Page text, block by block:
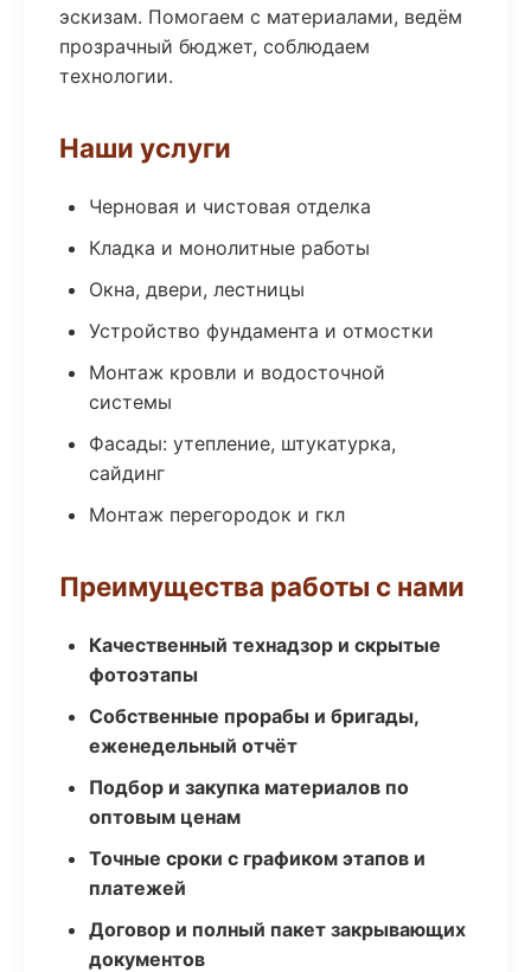
эскизам. Помогаем с материалами, ведём
прозрачный бюджет, соблюдаем
технологии.
Наши услуги
Черновая и чистовая отделка
Кладка и монолитные работы
Окна, двери, лестницы
Устройство фундамента и отмостки
Монтаж кровли и водосточной
системы
Фасады: утепление, штукатурка,
сайдинг
Монтаж перегородок и гкл
Преимущества работы с нами
Качественный технадзор и скрытые
фотоэтапы
Собственные прорабы и бригады,
еженедельный отчёт
Подбор и закупка материалов по
оптовым ценам
Точные сроки с графиком этапов и
платежей
Договор и полный пакет закрывающих
документов